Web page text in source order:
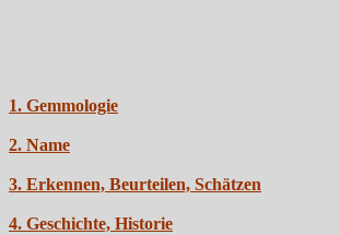
1. Gemmologie
2. Name
3. Erkennen, Beurteilen, Schätzen
4. Geschichte, Historie